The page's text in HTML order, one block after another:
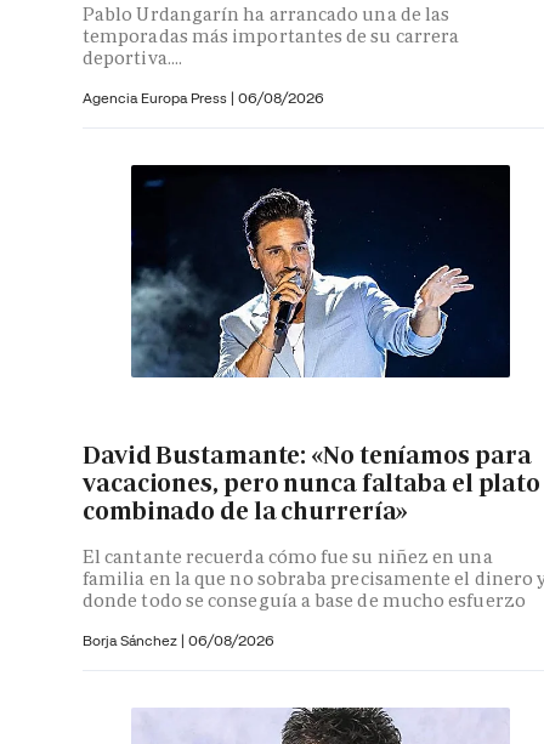
Pablo Urdangarín ha arrancado una de las
temporadas más importantes de su carrera
deportiva....
Agencia Europa Press | 06/08/2026
David Bustamante: «No teníamos para
vacaciones, pero nunca faltaba el plato
combinado de la churrería»
El cantante recuerda cómo fue su niñez en una
familia en la que no sobraba precisamente el dinero
donde todo se conseguía a base de mucho esfuerzo
Borja Sánchez | 06/08/2026